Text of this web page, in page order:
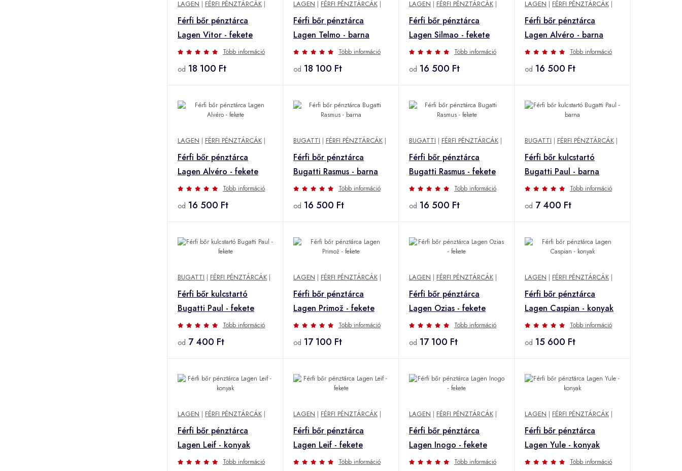
LAGEN | FÉRFI PÉNZTÁRCÁK |
Férfi bőr pénztárca
Lagen Vitor - fekete
Több információ
od 18 100 Ft
LAGEN | FÉRFI PÉNZTÁRCÁK |
Férfi bőr pénztárca
Lagen Telmo - barna
Több információ
od 18 100 Ft
LAGEN | FÉRFI PÉNZTÁRCÁK |
Férfi bőr pénztárca
Lagen Silmao - fekete
Több információ
od 16 500 Ft
LAGEN | FÉRFI PÉNZTÁRCÁK |
Férfi bőr pénztárca
Lagen Alvéro - barna
Több információ
od 16 500 Ft
LAGEN | FÉRFI PÉNZTÁRCÁK |
Férfi bőr pénztárca
Lagen Alvéro - fekete
Több információ
od 16 500 Ft
BUGATTI | FÉRFI PÉNZTÁRCÁK |
Férfi bőr pénztárca
Bugatti Rasmus - barna
Több információ
od 16 500 Ft
BUGATTI | FÉRFI PÉNZTÁRCÁK |
Férfi bőr pénztárca
Bugatti Rasmus - fekete
Több információ
od 16 500 Ft
BUGATTI | FÉRFI PÉNZTÁRCÁK |
Férfi bőr kulcstartó
Bugatti Paul - barna
Több információ
od 7 400 Ft
BUGATTI | FÉRFI PÉNZTÁRCÁK |
Férfi bőr kulcstartó
Bugatti Paul - fekete
Több információ
od 7 400 Ft
LAGEN | FÉRFI PÉNZTÁRCÁK |
Férfi bőr pénztárca
Lagen Primož - fekete
Több információ
od 17 100 Ft
LAGEN | FÉRFI PÉNZTÁRCÁK |
Férfi bőr pénztárca
Lagen Ozias - fekete
Több információ
od 17 100 Ft
LAGEN | FÉRFI PÉNZTÁRCÁK |
Férfi bőr pénztárca
Lagen Caspian - konyak
Több információ
od 15 600 Ft
LAGEN | FÉRFI PÉNZTÁRCÁK |
Férfi bőr pénztárca
Lagen Leif - konyak
Több információ
LAGEN | FÉRFI PÉNZTÁRCÁK |
Férfi bőr pénztárca
Lagen Leif - fekete
Több információ
LAGEN | FÉRFI PÉNZTÁRCÁK |
Férfi bőr pénztárca
Lagen Inogo - fekete
Több információ
LAGEN | FÉRFI PÉNZTÁRCÁK |
Férfi bőr pénztárca
Lagen Yule - konyak
Több információ